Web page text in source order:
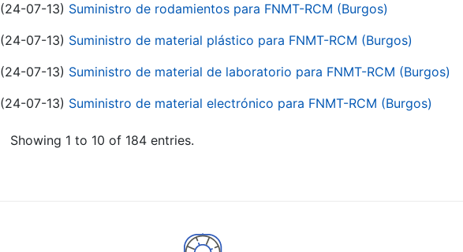
(24-07-13) Suministro de rodamientos para FNMT-RCM (Burgos)
(24-07-13) Suministro de material plástico para FNMT-RCM (Burgos)
(24-07-13) Suministro de material de laboratorio para FNMT-RCM (Burgos)
(24-07-13) Suministro de material electrónico para FNMT-RCM (Burgos)
Showing 1 to 10 of 184 entries.